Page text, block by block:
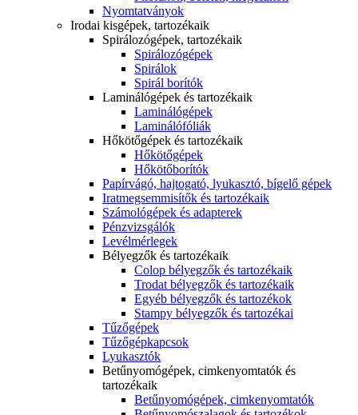
Nyomtatványok
Irodai kisgépek, tartozékaik
Spirálozógépek, tartozékaik
Spirálozógépek
Spirálok
Spirál borítók
Laminálógépek és tartozékaik
Laminálógépek
Laminálófóliák
Hőkötőgépek és tartozékaik
Hőkötőgépek
Hőkötőborítók
Papírvágó, hajtogató, lyukasztó, bígelő gépek
Iratmegsemmisítők és tartozékaik
Számológépek és adapterek
Pénzvizsgálók
Levélmérlegek
Bélyegzők és tartozékaik
Colop bélyegzők és tartozékaik
Trodat bélyegzők és tartozékaik
Egyéb bélyegzők és tartozékok
Stampy bélyegzők és tartozékai
Tűzőgépek
Tűzőgépkapcsok
Lyukasztók
Betűnyomógépek, cimkenyomtatók és
tartozékaik
Betűnyomógépek, cimkenyomtatók